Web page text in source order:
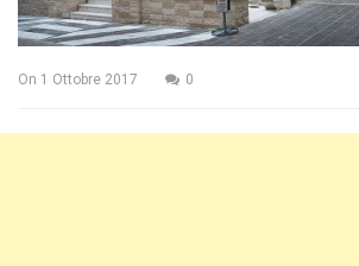
On 1 Ottobre 2017 0